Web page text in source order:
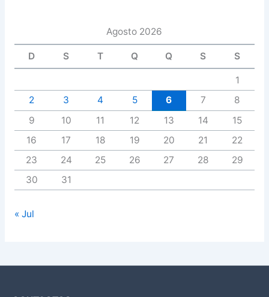
Agosto 2026
D S T Q Q S S
1
2
3 4 5 6 7
8
9
10 11 12 13 14
15
16
17 18 19 20 21
22
23
24 25 26 27 28
29
30
31
« Jul